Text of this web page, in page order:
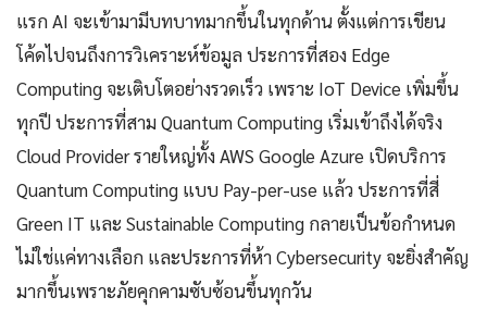
แรก AI จะเข้ามามีบทบาทมากขึ้นในทุกด้าน ตั้งแต่การเขียน
โค้ดไปจนถึงการวิเคราะห์ข้อมูล ประการที่สอง Edge
Computing จะเติบโตอย่างรวดเร็ว เพราะ IoT Device เพิ่มขึ้น
ทุกปี ประการที่สาม Quantum Computing เริ่มเข้าถึงได้จริง
Cloud Provider รายใหญ่ทั้ง AWS Google Azure เปิดบริการ
Quantum Computing แบบ Pay-per-use แล้ว ประการที่สี่
Green IT และ Sustainable Computing กลายเป็นข้อกำหนด
ไม่ใช่แค่ทางเลือก และประการที่ห้า Cybersecurity จะยิ่งสำคัญ
มากขึ้นเพราะภัยคุกคามซับซ้อนขึ้นทุกวัน